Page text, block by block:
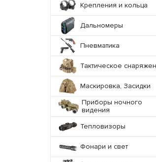
Крепления и кольца
Дальномеры
Пневматика
Тактическое
Маскировка, Засидки
Приборы ночного
видения
Тепловизоры
Фонари и свет